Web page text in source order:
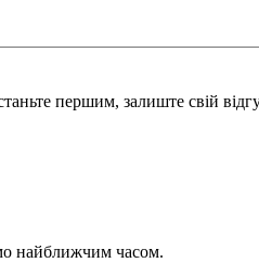
першим, залиште свій
найближчим часом.